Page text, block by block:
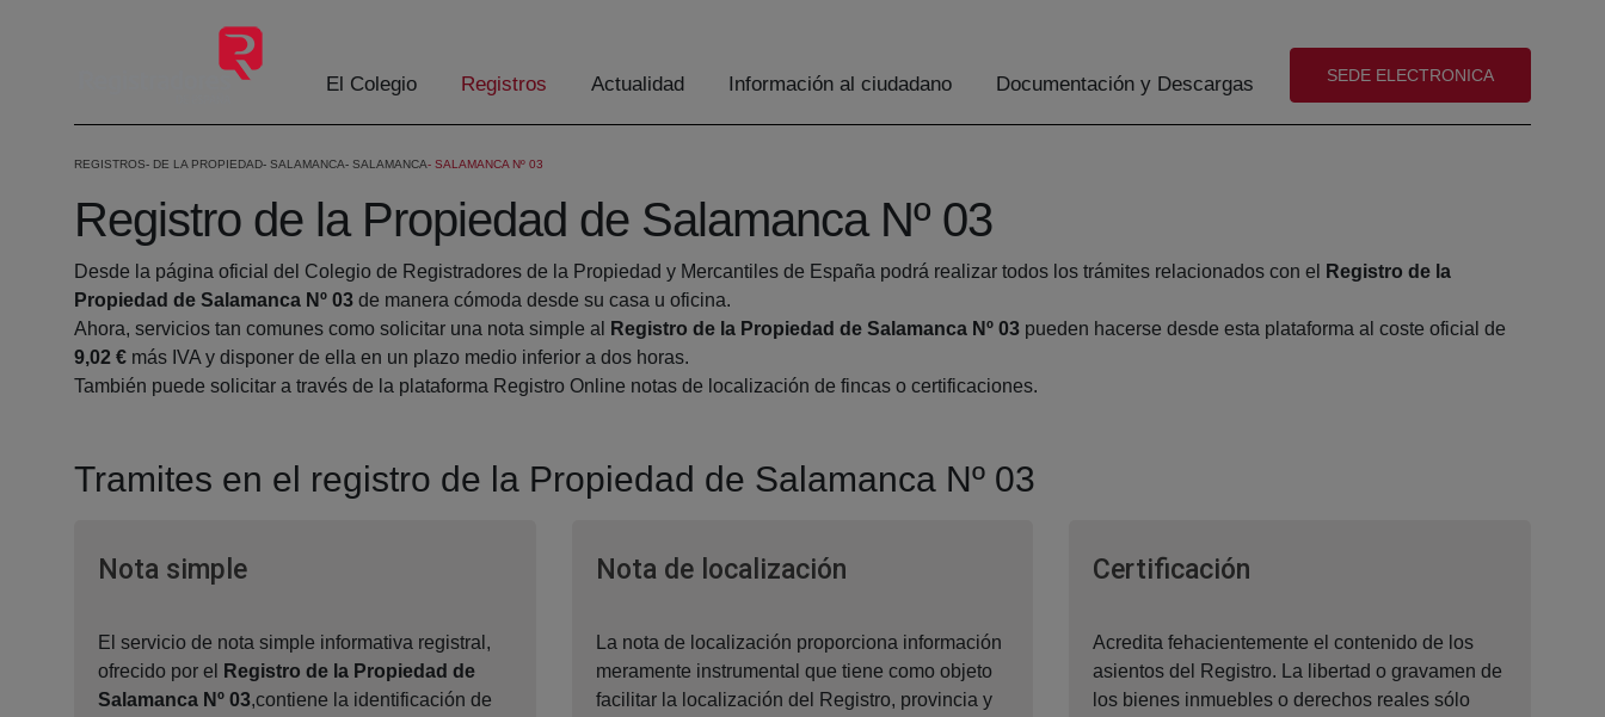
Saltar al contenido principal
El Colegio Registros Actualidad Información al ciudadano Documentación y Descargas (abre en nueva ventana)
SEDE ELECTRONICA
REGISTROS DE LA PROPIEDAD SALAMANCA SALAMANCA SALAMANCA Nº 03
Registro de la Propiedad de Salamanca Nº 03
Desde la página oficial del Colegio de Registradores de la Propiedad y Mercantiles de España podrá realizar todos los trámites relacionados con el
Registro de la
Propiedad de Salamanca Nº 03 de manera cómoda desde su casa u oficina.
Ahora, servicios tan comunes como solicitar una nota simple al
Registro de la Propiedad de Salamanca Nº 03 pueden hacerse desde esta plataforma al coste oficial de
9,02 € más IVA y disponer de ella en un plazo medio inferior a dos horas.
También puede solicitar a través de la plataforma Registro Online notas de localización de fincas o certificaciones.
Tramites en el registro de la Propiedad de Salamanca Nº 03
Nota simpleVentana nueva
El servicio de nota simple informativa registral,
ofrecido por el
Registro de la Propiedad de
Salamanca Nº 03,contiene la identificación de
Nota de localizaciónVentana nueva
La nota de localización proporciona información
meramente instrumental que tiene como objeto
facilitar la localización del Registro, provincia y
Certificación
Acredita fehacientemente el contenido de los
asientos del Registro. La libertad o gravamen de
los bienes inmuebles o derechos reales sólo